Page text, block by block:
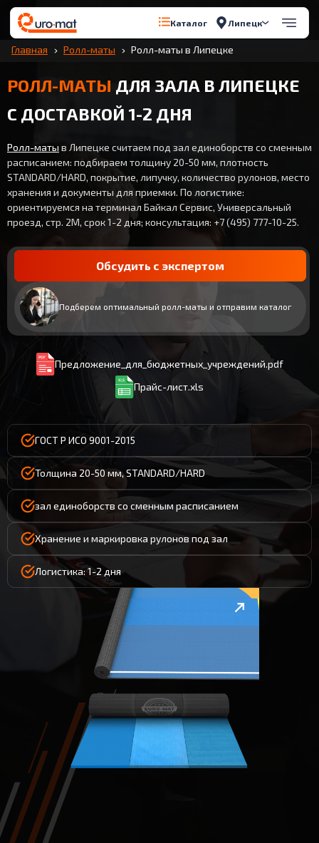
Каталог Липецк
Главная Ролл-маты Ролл-маты в Липецке
РОЛЛ-МАТЫ ДЛЯ ЗАЛА В ЛИПЕЦКЕ
С ДОСТАВКОЙ 1-2 ДНЯ
Ролл-маты в Липецке считаем под зал единоборств со сменным
расписанием: подбираем толщину 20-50 мм, плотность
STANDARD/HARD, покрытие, липучку, количество рулонов, место
хранения и документы для приемки. По логистике:
ориентируемся на терминал Байкал Сервис, Универсальный
проезд, стр. 2М, срок 1-2 дня; консультация: +7 (495) 777-10-25.
Обсудить с экспертом
Подберем оптимальный ролл-маты и отправим каталог
Предложение_для_бюджетных_учреждений.pdf
Прайс-лист.xls
ГОСТ Р ИСО 9001-2015
Толщина 20-50 мм, STANDARD/HARD
зал единоборств со сменным расписанием
Хранение и маркировка рулонов под зал
Логистика: 1-2 дня